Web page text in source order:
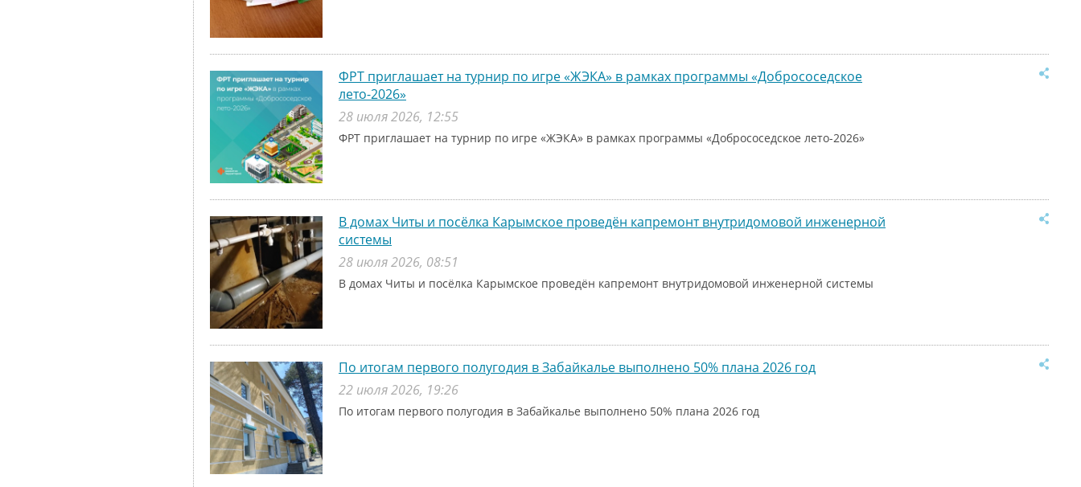
ФРТ приглашает на турнир по игре «ЖЭКА» в рамках программы «Добрососедское
лето-2026»
28 июля 2026, 12:55
ФРТ приглашает на турнир по игре «ЖЭКА» в рамках программы «Добрососедское лето-2026»
В домах Читы и посёлка Карымское проведён капремонт внутридомовой инженерной
системы
28 июля 2026, 08:51
В домах Читы и посёлка Карымское проведён капремонт внутридомовой инженерной системы
По итогам первого полугодия в Забайкалье выполнено 50% плана 2026 год
22 июля 2026, 19:26
По итогам первого полугодия в Забайкалье выполнено 50% плана 2026 год